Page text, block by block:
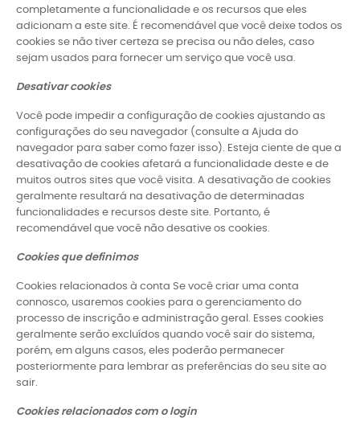
completamente a funcionalidade e os recursos que eles
adicionam a este site. É recomendável que você deixe todos os
cookies se não tiver certeza se precisa ou não deles, caso
sejam usados ​​para fornecer um serviço que você usa.
Desativar cookies
Você pode impedir a configuração de cookies ajustando as
configurações do seu navegador (consulte a Ajuda do
navegador para saber como fazer isso). Esteja ciente de que a
desativação de cookies afetará a funcionalidade deste e de
muitos outros sites que você visita. A desativação de cookies
geralmente resultará na desativação de determinadas
funcionalidades e recursos deste site. Portanto, é
recomendável que você não desative os cookies.
Cookies que definimos
Cookies relacionados à conta Se você criar uma conta
connosco, usaremos cookies para o gerenciamento do
processo de inscrição e administração geral. Esses cookies
geralmente serão excluídos quando você sair do sistema,
porém, em alguns casos, eles poderão permanecer
posteriormente para lembrar as preferências do seu site ao
sair.
Cookies relacionados com o login